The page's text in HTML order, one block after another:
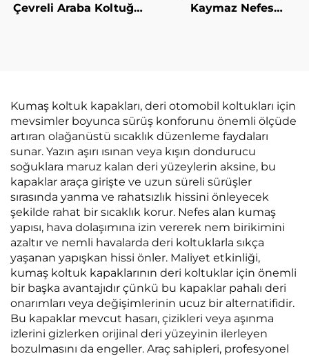
Çevreli Araba Koltuğu
Kaymaz Nefes
Kumaş koltuk kapakları, deri otomobil koltukları için
mevsimler boyunca sürüş konforunu önemli ölçüde
artıran olağanüstü sıcaklık düzenleme faydaları
sunar. Yazın aşırı ısınan veya kışın dondurucu
soğuklara maruz kalan deri yüzeylerin aksine, bu
kapaklar araça girişte ve uzun süreli sürüşler
sırasında yanma ve rahatsızlık hissini önleyecek
şekilde rahat bir sıcaklık korur. Nefes alan kumaş
yapısı, hava dolaşımına izin vererek nem birikimini
azaltır ve nemli havalarda deri koltuklarla sıkça
yaşanan yapışkan hissi önler. Maliyet etkinliği,
kumaş koltuk kapaklarının deri koltuklar için önemli
bir başka avantajıdır çünkü bu kapaklar pahalı deri
onarımları veya değişimlerinin ucuz bir alternatifidir.
Bu kapaklar mevcut hasarı, çizikleri veya aşınma
izlerini gizlerken orijinal deri yüzeyinin ilerleyen
bozulmasını da engeller. Araç sahipleri, profesyonel